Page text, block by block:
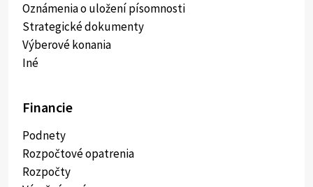
Oznámenia o uložení písomnosti
Strategické dokumenty
Výberové konania
Iné
Financie
Podnety
Rozpočtové opatrenia
Rozpočty